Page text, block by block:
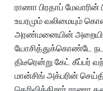
ராணா பிரதாப் மேவாரின்
உயரமும் வலிமையும்
அரண்மனையின்
யோசித்துக்கொண்டே
திடீரென்று கேட் கீப்பர்
மான்சிங் அக்பரின்